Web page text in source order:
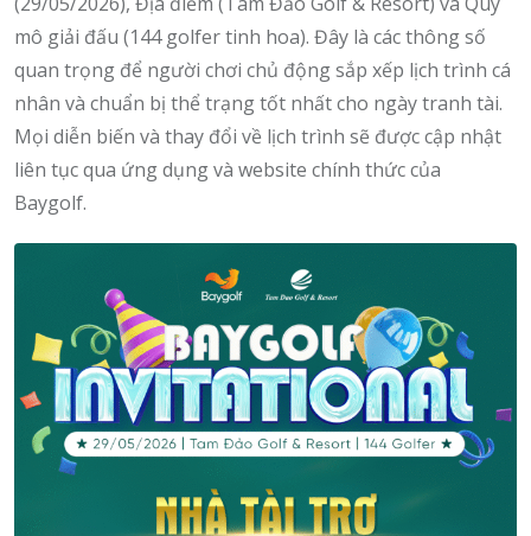
mô giải đấu (144 golfer tinh hoa). Đây là các thông số
quan trọng để người chơi chủ động sắp xếp lịch trình cá
nhân và chuẩn bị thể trạng tốt nhất cho ngày tranh tài.
Mọi diễn biến và thay đổi về lịch trình sẽ được cập nhật
liên tục qua ứng dụng và website chính thức của
Baygolf.